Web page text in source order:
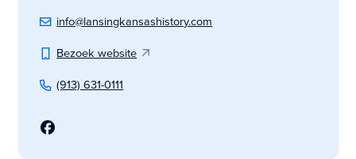
info@lansingkansashistory.com
Bezoek website
(913) 631-0111